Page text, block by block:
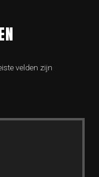
velden zijn